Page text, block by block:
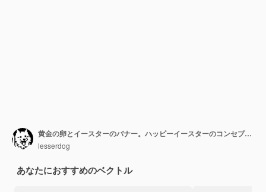
黄金の卵とイースターのバナー。ハッピーイースターのコンセプト。
lesserdog
あなたにおすすめのベクトル